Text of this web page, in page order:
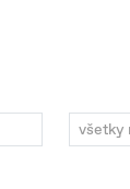
všetky